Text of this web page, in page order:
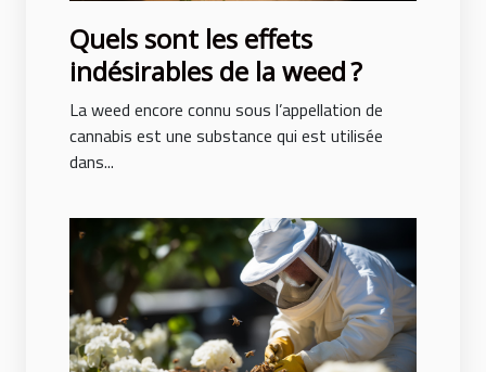
Quels sont les effets
indésirables de la weed ?
La weed encore connu sous l’appellation de
cannabis est une substance qui est utilisée
dans...